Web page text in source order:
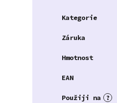
Kategorie
Záruka
Hmotnost
EAN
?
Použiji na